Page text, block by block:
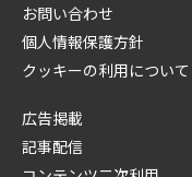
お問い合わせ
個人情報保護方針
クッキーの利用について
広告掲載
記事配信